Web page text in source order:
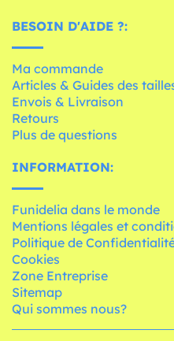
BESOIN D'AIDE ?:
Ma commande
Articles & Guides des
Envois & Livraison
Retours
Plus de questions
INFORMATION:
Funidelia dans le monde
Mentions légales et
Politique de
Cookies
Zone Entreprise
Sitemap
Qui sommes nous?